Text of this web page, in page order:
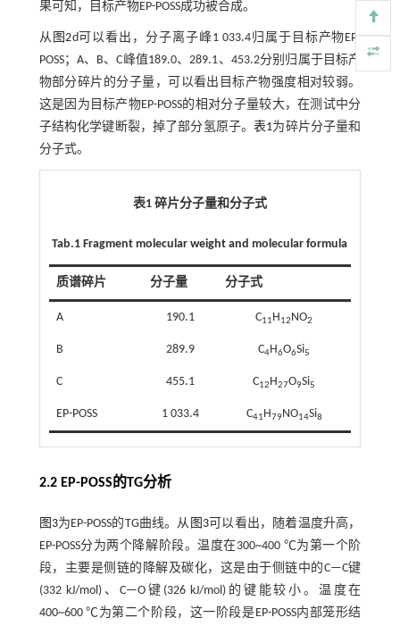
果可知，目标产物EP-POSS成功被合成。
从 图2d可以看出，分子离子峰1 033.4归属于目标产物EP-
POSS；A、B、C峰值189.0、289.1、453.2分别归属于目标产
物部分碎片的分子量，可以看出目标产物强度相对较弱。
这是因为目标产物EP-POSS的相对分子量较大，在测试中分
子结构化学键断裂，掉了部分氢原子。表1为碎片分子量和
分子式。
表1 碎片分子量和分子式
Tab.1 Fragment molecular weight and molecular formula
质谱碎片 分子量 分子式
A 190.1 C11H12NO2
B 289.9 C4H6O6Si5
C 455.1 C12H27O9Si5
EP-POSS 1 033.4 C41H79NO14Si8
2.2 EP-POSS的TG分析
图3为EP-POSS的TG曲线。从 图3可以看出，随着温度升高，
EP-POSS分为两个降解阶段。温度在300~400 ℃为第一个阶
段，主要是侧链的降解及碳化，这是由于侧链中的C—C键
(332 kJ/mol)、C—O键(326 kJ/mol)的键能较小。温度在
400~600 ℃为第二个阶段，这一阶段是EP-POSS内部笼形结